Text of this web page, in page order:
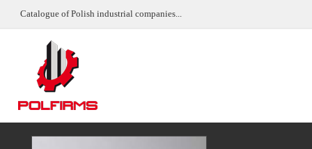
Catalogue of Polish industrial companies...